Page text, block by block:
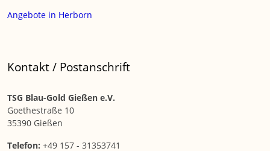
Angebote in Herborn
Kontakt / Postanschrift
TSG Blau-Gold Gießen e.V.
Goethestraße 10
35390 Gießen
Telefon: +49 157 - 31353741